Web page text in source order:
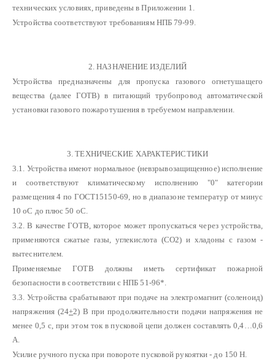
технических условиях, приведены в Приложении 1.
Устройства соответствуют требованиям НПБ 79-99.
2. НАЗНАЧЕНИЕ ИЗДЕЛИЙ
Устройства предназначены для пропуска газового огнетушащего
вещества (далее ГОТВ) в питающий трубопровод автоматической
установки газового пожаротушения в требуемом направлении.
3. ТЕХНИЧЕСКИЕ ХАРАКТЕРИСТИКИ
3.1. Устройства имеют нормальное (невзрывозащищенное) исполнение
и соответствуют климатическому исполнению "0" категории
размещения 4 по ГОСТ15150-69, но в диапазоне температур от минус
10 оС до плюс 50 оС.
3.2. В качестве ГОТВ, которое может пропускаться через устройства,
применяются сжатые газы, углекислота (СО2) и хладоны с газом -
вытеснителем.
Применяемые ГОТВ должны иметь сертификат пожарной
безопасности в соответствии с НПБ 51-96*.
3.3. Устройства срабатывают при подаче на электромагнит (соленоид)
напряжения (24+2) В при продолжительности подачи напряжения не
менее 0,5 с, при этом ток в пусковой цепи должен составлять 0,4…0,6
А.
Усилие ручного пуска при повороте пусковой рукоятки - до 150 Н.